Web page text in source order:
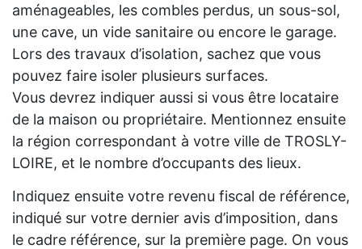
aménageables, les combles perdus, un sous-sol,
une cave, un vide sanitaire ou encore le garage.
Lors des travaux d’isolation, sachez que vous
pouvez faire isoler plusieurs surfaces.
Vous devrez indiquer aussi si vous être locataire
de la maison ou propriétaire. Mentionnez ensuite
la région correspondant à votre ville de TROSLY-
LOIRE, et le nombre d’occupants des lieux.
Indiquez ensuite votre revenu fiscal de référence,
indiqué sur votre dernier avis d’imposition, dans
le cadre référence, sur la première page. On vous